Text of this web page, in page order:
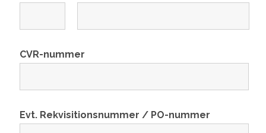
CVR-nummer
Evt. Rekvisitionsnummer / PO-nummer